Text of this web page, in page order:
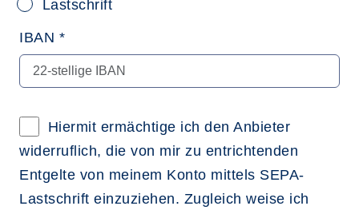
Lastschrift
IBAN *
Hiermit ermächtige ich den Anbieter
widerruflich, die von mir zu entrichtenden
Entgelte von meinem Konto mittels SEPA-
Lastschrift einzuziehen. Zugleich weise ich